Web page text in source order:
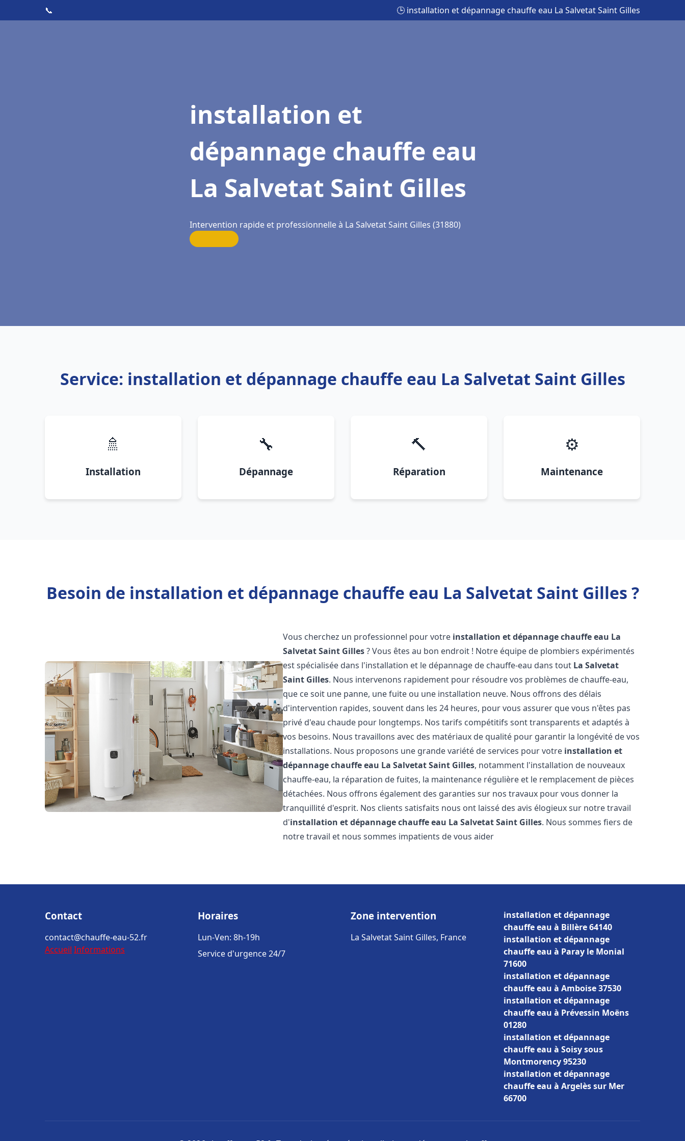
📞 🕒 installation et dépannage chauffe eau La Salvetat Saint Gilles
installation et
dépannage chauffe eau
La Salvetat Saint Gilles
Intervention rapide et professionnelle à La Salvetat Saint Gilles (31880)
Service: installation et dépannage chauffe eau La Salvetat Saint Gilles
🚿
Installation
🔧
Dépannage
🔨
Réparation
⚙️
Maintenance
Besoin de installation et dépannage chauffe eau La Salvetat Saint Gilles ?
Vous cherchez un professionnel pour votre installation et dépannage chauffe eau La
Salvetat Saint Gilles? Vous êtes au bon endroit ! Notre équipe de plombiers expérimentés
est spécialisée dans l'installation et le dépannage de chauffe-eau dans tout La Salvetat
Saint Gilles. Nous intervenons rapidement pour résoudre vos problèmes de chauffe-eau,
que ce soit une panne, une fuite ou une installation neuve. Nous offrons des délais
d'intervention rapides, souvent dans les 24 heures, pour vous assurer que vous n'êtes pas
privé d'eau chaude pour longtemps. Nos tarifs compétitifs sont transparents et adaptés à
vos besoins. Nous travaillons avec des matériaux de qualité pour garantir la longévité de vos
installations. Nous proposons une grande variété de services pour votre installation et
dépannage chauffe eau La Salvetat Saint Gilles, notamment l'installation de nouveaux
chauffe-eau, la réparation de fuites, la maintenance régulière et le remplacement de pièces
détachées. Nous offrons également des garanties sur nos travaux pour vous donner la
tranquillité d'esprit. Nos clients satisfaits nous ont laissé des avis élogieux sur notre travail
d'installation et dépannage chauffe eau La Salvetat Saint Gilles. Nous sommes fiers de
notre travail et nous sommes impatients de vous aider
Contact
contact@chauffe-eau-52.fr
Accueil Informations
Horaires
Lun-Ven: 8h-19h
Service d'urgence 24/7
Zone intervention
La Salvetat Saint Gilles, France
installation et dépannage
chauffe eau à Billère 64140
installation et dépannage
chauffe eau à Paray le Monial
71600
installation et dépannage
chauffe eau à Amboise 37530
installation et dépannage
chauffe eau à Prévessin Moëns
01280
installation et dépannage
chauffe eau à Soisy sous
Montmorency 95230
installation et dépannage
chauffe eau à Argelès sur Mer
66700